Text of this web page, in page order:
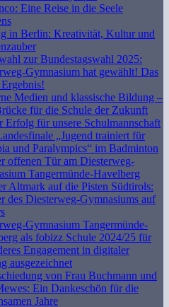
Eine Reise in die Seele
in Berlin: Kreativität, Kultur und
zur Bundestagswahl 2025:
Gymnasium hat gewählt! Das
Ergebnis!
Medien und klassische Bildung –
für die Schule der Zukunft
Erfolg für unsere Schulmannschaft
„Jugend trainiert für
und Paralympics“ im Badminton
offenen Tür am Diesterweg-
Tangermünde-Havelberg
Altmark auf die Pisten Südtirols:
des Diesterweg-Gymnasiums auf
Gymnasium Tangermünde-
als fobizz Schule 2024/25 für
Engagement in digitaler
ausgezeichnet
von Frau Buchmann und
Ein Dankeschön für die
Jahre